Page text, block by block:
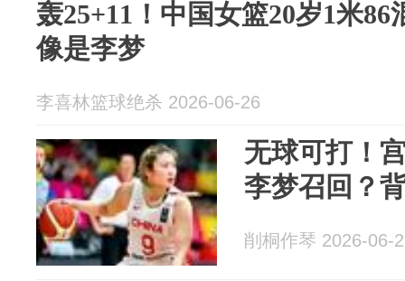
轰25+11！中国女篮20岁1米
像是李梦
李喜林篮球绝杀 2026-06-26
无球可打！
李梦召回？
削桐作琴 2026-06-